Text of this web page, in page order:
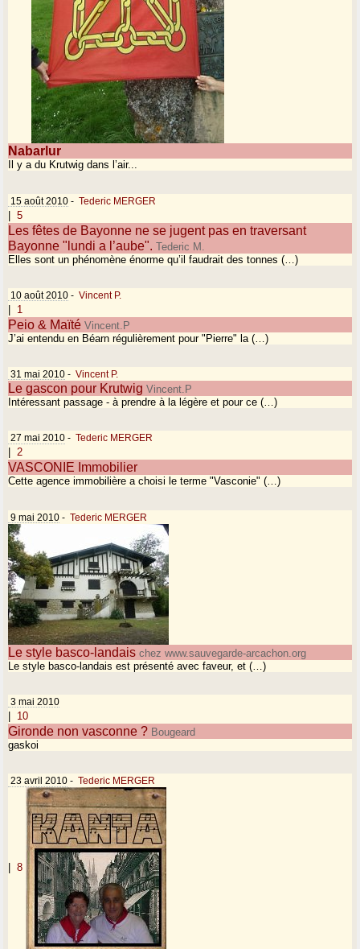
Nabarlur
Il y a du Krutwig dans l’air...
15 août 2010 - Tederic MERGER
| 5
Les fêtes de Bayonne ne se jugent pas en traversant
Bayonne "lundi a l’aube". Tederic M.
Elles sont un phénomène énorme qu’il faudrait des tonnes (…)
10 août 2010 - Vincent P.
1
Peio & Maïté Vincent.P
J’ai entendu en Béarn régulièrement pour "Pierre" la (…)
31 mai 2010 - Vincent P.
Le gascon pour Krutwig Vincent.P
Intéressant passage - à prendre à la légère et pour ce (…)
27 mai 2010 - Tederic MERGER
2
VASCONIE Immobilier
Cette agence immobilière a choisi le terme "Vasconie" (…)
9 mai 2010 - Tederic MERGER
Le style basco-landais chez www.sauvegarde-arcachon.org
Le style basco-landais est présenté avec faveur, et (…)
3 mai 2010
10
Gironde non vasconne ? Bougeard
gaskoi
23 avril 2010 - Tederic MERGER
8